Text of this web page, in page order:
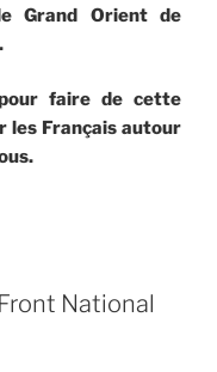
Grand Orient de
faire de cette
les Français autour
National